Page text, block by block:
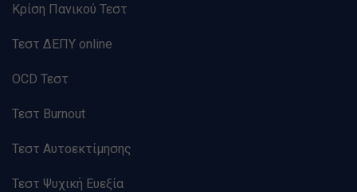
Κρίση Πανικού Τεστ
Τεστ ΔΕΠΥ online
OCD Τεστ
Τεστ Burnout
Τεστ Αυτοεκτίμησης
Τεστ Ψυχική Ευεξία